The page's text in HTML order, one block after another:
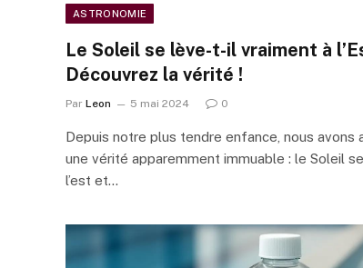
ASTRONOMIE
Le Soleil se lève-t-il vraiment à
Découvrez la vérité !
Par Leon 5 mai 2024 0
Depuis notre plus tendre enfance, nous avons
une vérité apparemment immuable : le Soleil
l’est et…